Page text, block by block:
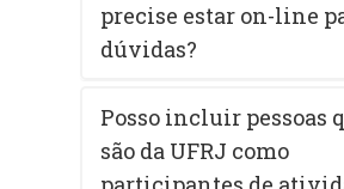
precise estar on-line
dúvidas?
Posso incluir pessoas
são da UFRJ como